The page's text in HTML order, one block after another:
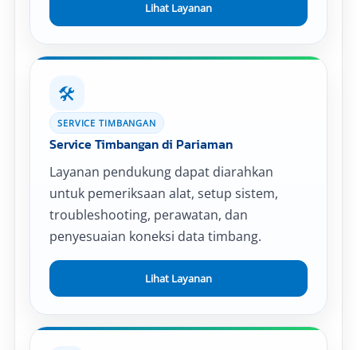
Lihat Layanan
🛠️
SERVICE TIMBANGAN
Service Timbangan di Pariaman
Layanan pendukung dapat diarahkan
untuk pemeriksaan alat, setup sistem,
troubleshooting, perawatan, dan
penyesuaian koneksi data timbang.
Lihat Layanan